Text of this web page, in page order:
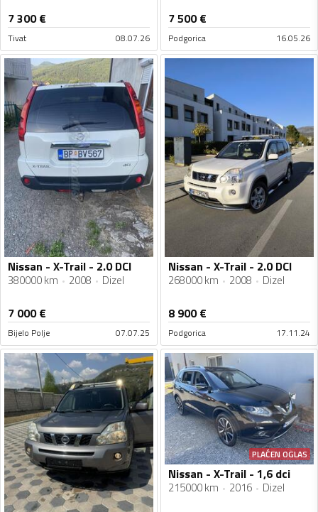
7 300€
Tivat 08.07.26
7 500€
Podgorica 16.05.26
Nissan - X-Trail - 2.0 DCI
380000 km 2008 Dizel
7 000€
Bijelo Polje 07.07.25
Nissan - X-Trail - 2.0 DCI
268000 km 2008 Dizel
8 900€
Podgorica 17.11.24
PLAĆEN OGLAS
Nissan - X-Trail - 1,6 dci
215000 km 2016 Dizel